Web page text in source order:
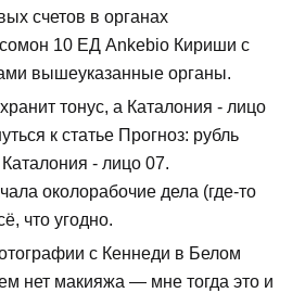
счетов в органах
10 ЕД Ankebio Кириши с
вышеуказанные органы.
тонус, а Каталония - лицо
к статье Прогноз: рубль
- лицо 07.
околорабочие дела (где-то
что угодно.
с Кеннеди в Белом
нет макияжа — мне тогда это и